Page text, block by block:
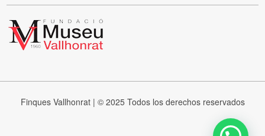
Finques Vallhonrat | © 2025 Todos los derechos reservados